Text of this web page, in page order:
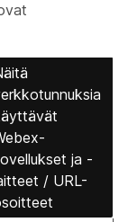
ja -
/ URL-